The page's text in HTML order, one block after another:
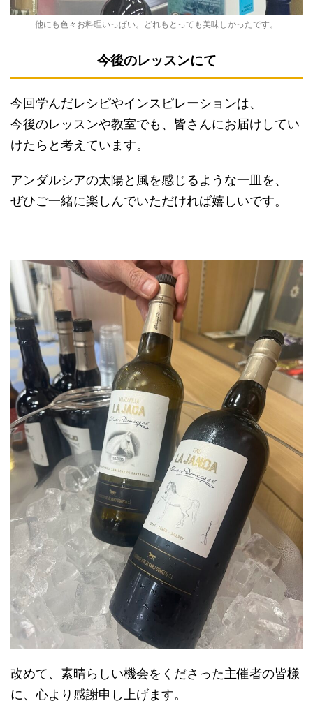
他にも色々お料理いっぱい。どれもとっても美味しかったです。
今後のレッスンにて
今回学んだレシピやインスピレーションは、
今後のレッスンや教室でも、皆さんにお届けしてい
けたらと考えています。
アンダルシアの太陽と風を感じるような一皿を、
ぜひご一緒に楽しんでいただければ嬉しいです。
改めて、素晴らしい機会をくださった主催者の皆様
に、心より感謝申し上げます。